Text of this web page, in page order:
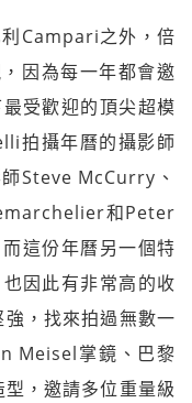
Campari之外，倍
因為每一年都會邀
受歡迎的頂尖超模
拍攝年曆的攝影師
Steve McCurry、
和Peter
這份年曆另一個特
因此有非常高的收
，找來拍過無數一
Meisel掌鏡、巴黎
，邀請多位重量級